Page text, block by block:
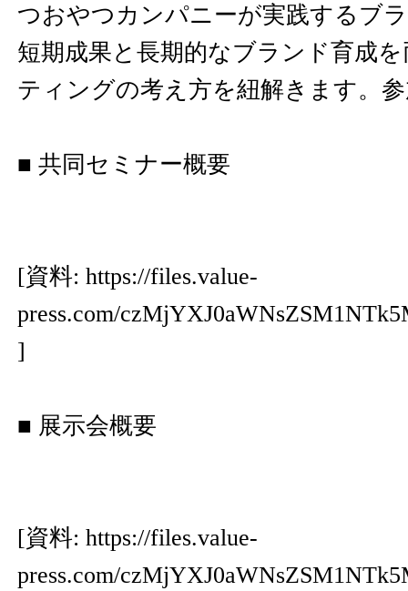
つおやつカンパニーが実践するブ
短期成果と長期的なブランド育成
ティングの考え方を紐解きます。
■ 共同セミナー概要
[資料: https://files.value-
press.com/
]
■ 展示会概要
[資料: https://files.value-
press.com/